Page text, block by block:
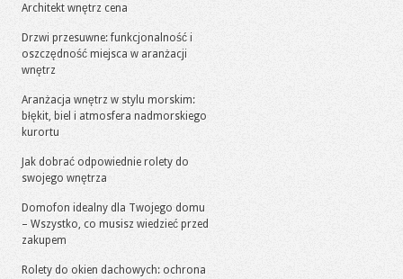
Architekt wnętrz cena
Drzwi przesuwne: funkcjonalność i
oszczędność miejsca w aranżacji
wnętrz
Aranżacja wnętrz w stylu morskim:
błękit, biel i atmosfera nadmorskiego
kurortu
Jak dobrać odpowiednie rolety do
swojego wnętrza
Domofon idealny dla Twojego domu
– Wszystko, co musisz wiedzieć przed
zakupem
Rolety do okien dachowych: ochrona